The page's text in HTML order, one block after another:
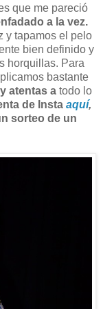
que me pareció
a la vez.
y tapamos el pelo
bien definido y
horquillas. Para
bastante
atentas atodo lo
de Insta aquí,
sorteo de un